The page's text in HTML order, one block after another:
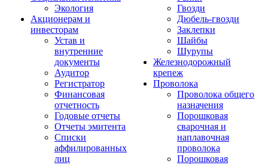
Экология
Акционерам и
инвесторам
Устав и
внутренние
документы
Аудитор
Регистратор
Финансовая
отчетность
Годовые отчеты
Отчеты эмитента
Списки
аффилированных
лиц
Гвозди
Дюбель-гвозди
Заклепки
Шайбы
Шурупы
Железнодорожный
крепеж
Проволока
Проволока общего
назначения
Порошковая
сварочная и
наплавочная
проволока
Порошковая